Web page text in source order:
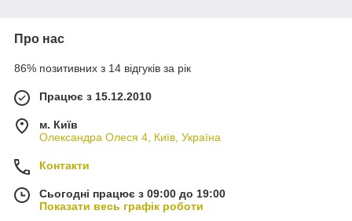
Про нас
86% позитивних з 14 відгуків за рік
Працює з 15.12.2010
м. Київ
Олександра Олеся 4, Київ, Україна
Контакти
Сьогодні працює з 09:00 до 19:00
Показати весь графік роботи